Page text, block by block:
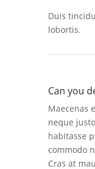
Duis
lobortis.
Can you
Maecenas
neque
habitasse
commodo
Cras at